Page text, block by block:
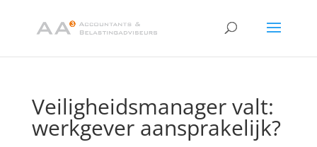
Veiligheidsmanager valt:
werkgever aansprakelijk?